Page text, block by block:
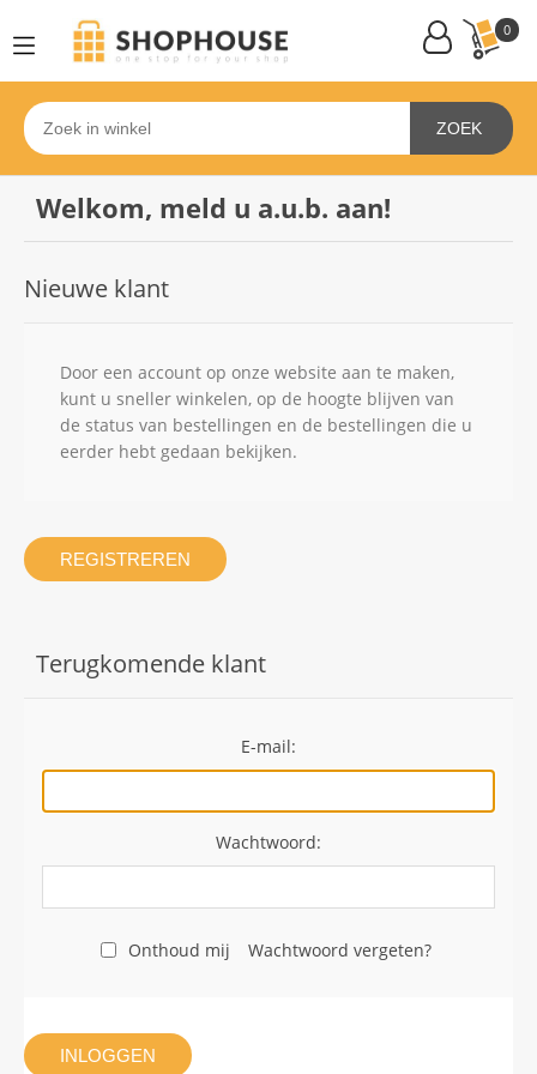
0
ZOEK
Welkom, meld u a.u.b. aan!
Nieuwe klant
Door een account op onze website aan te maken,
kunt u sneller winkelen, op de hoogte blijven van
de status van bestellingen en de bestellingen die u
eerder hebt gedaan bekijken.
REGISTREREN
Terugkomende klant
E-mail:
Wachtwoord:
Onthoud mij Wachtwoord vergeten?
INLOGGEN